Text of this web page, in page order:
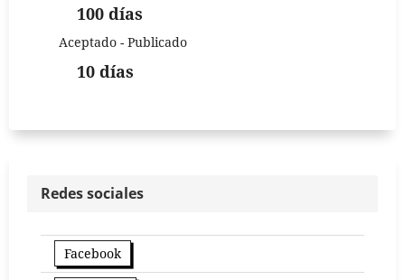
100 días
Aceptado - Publicado
10 días
Redes sociales
Facebook